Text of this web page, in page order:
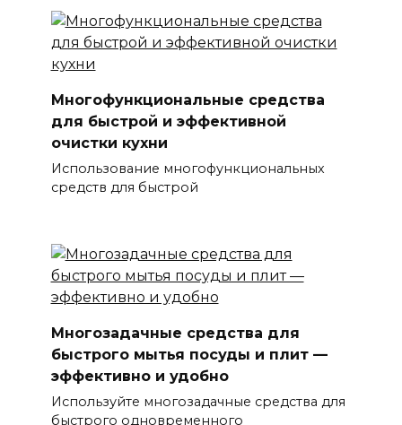
Многофункциональные средства
для быстрой и эффективной
очистки кухни
Использование многофункциональных
средств для быстрой
Многозадачные средства для
быстрого мытья посуды и плит —
эффективно и удобно
Используйте многозадачные средства для
быстрого одновременного